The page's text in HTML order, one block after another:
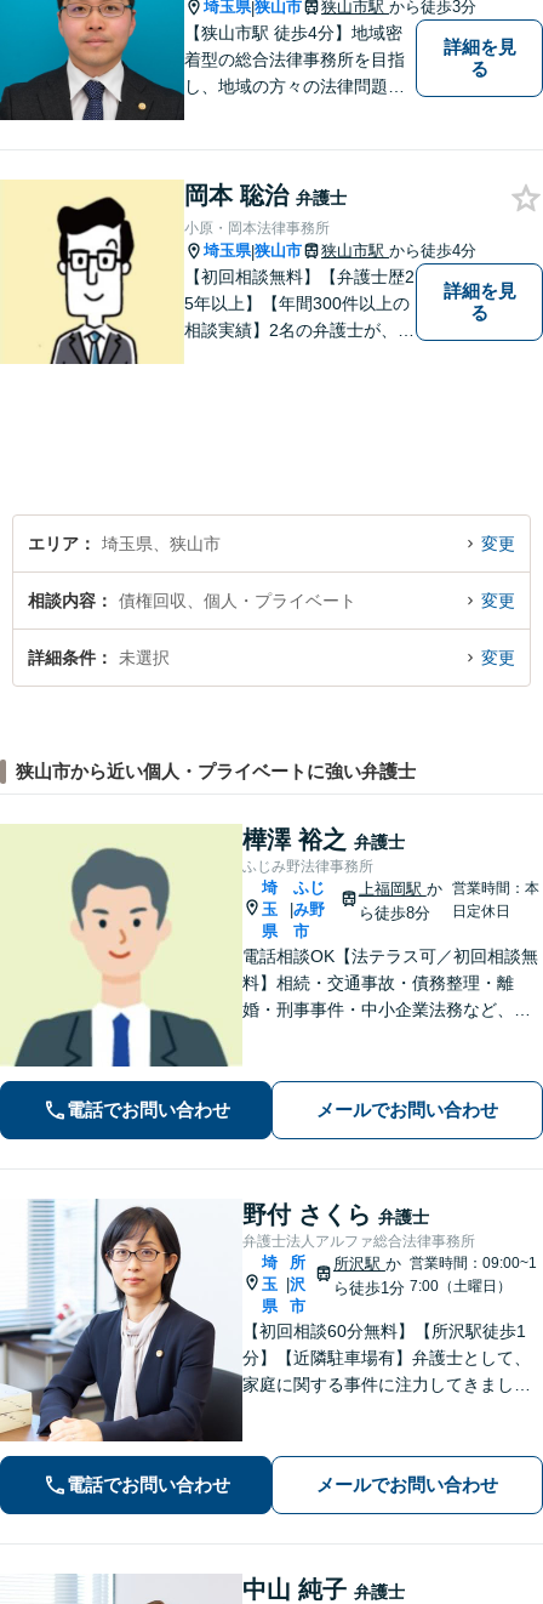
埼玉県|狭山市 狭山市駅 から徒歩3分
【狭山市駅 徒歩4分】地域密
着型の総合法律事務所を目指
し、地域の方々の法律問題を
気軽にご相談ください。
詳細を見
る
岡本 聡治 弁護士
小原・岡本法律事務所
埼玉県|狭山市 狭山市駅 から徒歩4分
【初回相談無料】【弁護士歴2
5年以上】【年間300件以上の
相談実績】2名の弁護士が、さ
分】
詳細を見
る
エリア 埼玉県、狭山市 変更
相談内容 債権回収、個人・プライベート 変更
詳細条件 未選択 変更
狭山市から近い個人・プライベートに強い弁護士
樺澤 裕之 弁護士
ふじみ野法律事務所
埼
玉
県
ふじ
み野
市
上福岡駅 か
ら徒歩8分
営業時間：本
日定休日
電話相談OK【法テラス可／初回相談無
料】相続・交通事故・債務整理・離
婚・刑事事件・中小企業法務など、お
へと導きます【休日夜間対応】【上福
岡駅8分】【駐車場あり】
電話でお問い合わせ メールでお問い合わせ
野付 さくら 弁護士
弁護士法人アルファ総合法律事務所
埼
玉
県
所
沢
市
所沢駅 か
ら徒歩1分
営業時間：09:00~1
7:00（土曜日）
【初回相談60分無料】【所沢駅徒歩1
分】【近隣駐車場有】弁護士として、
家庭に関する事件に注力してきまし
イバシー配慮】【当日・夜間（18時ま
で）の相談可】
電話でお問い合わせ メールでお問い合わせ
中山 純子 弁護士